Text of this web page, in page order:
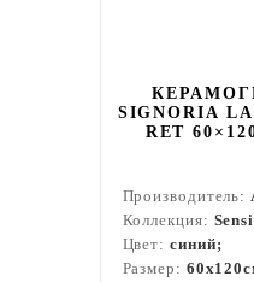
SIGNORIA
RET
Производитель:
Коллекция:
Цвет: синий;
Размер: